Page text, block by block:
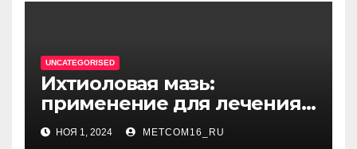
UNCATEGORISED
Ихтиоловая мазь:
применение для лечения
фурункулов
НОЯ 1, 2024 METCOM16_RU